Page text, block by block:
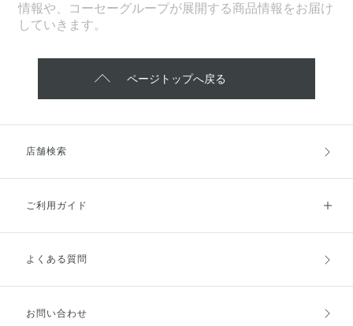
情報や、コーセーグループが展開する商品情報をお届け
していきます。
ページトップへ戻る
店舗検索
ご利用ガイド
ご利用ガイドトップ
お支払方法
よくある質問
お問い合わせ